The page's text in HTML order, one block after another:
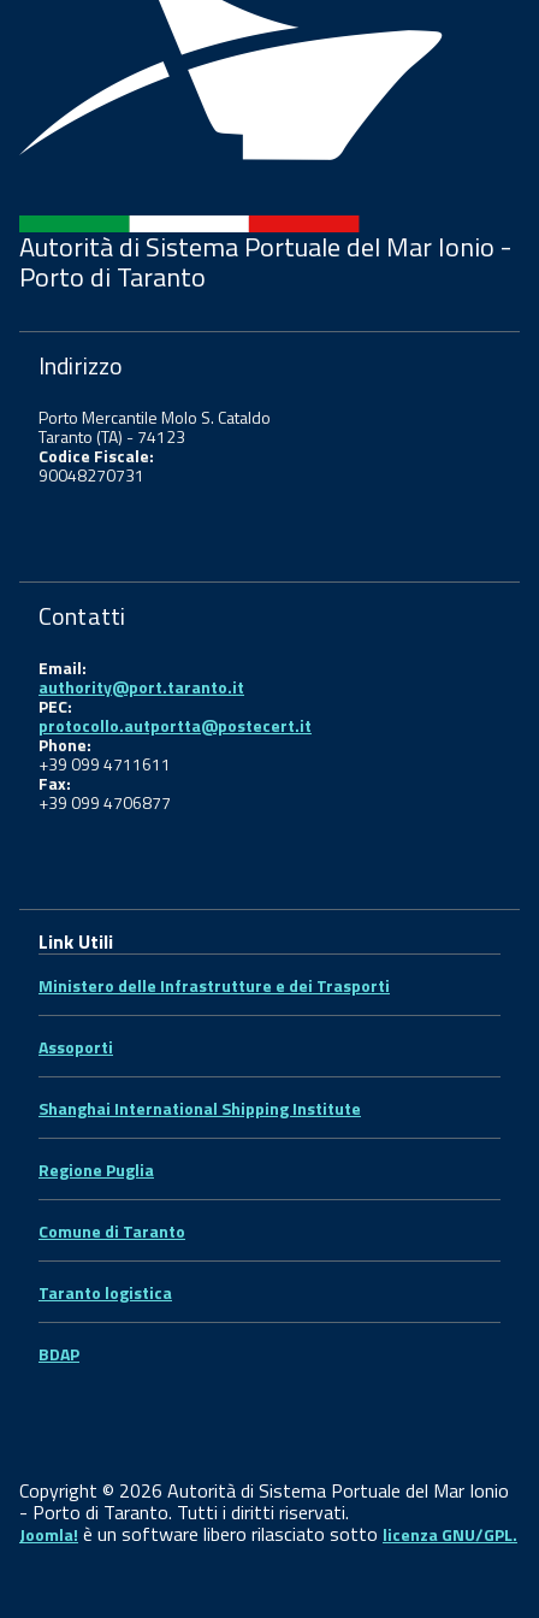
Autorità di Sistema Portuale del Mar Ionio -
Porto di Taranto
Indirizzo
Porto Mercantile Molo S. Cataldo
Taranto (TA) - 74123
Codice Fiscale:
90048270731
Contatti
Email:
authority@port.taranto.it
PEC:
protocollo.autportta@postecert.it
Phone:
+39 099 4711611
Fax:
+39 099 4706877
Link Utili
Ministero delle Infrastrutture e dei Trasporti
Assoporti
Shanghai International Shipping Institute
Regione Puglia
Comune di Taranto
Taranto logistica
BDAP
Copyright © 2026 Autorità di Sistema Portuale del Mar Ionio
- Porto di Taranto. Tutti i diritti riservati.
Joomla! è un software libero rilasciato sotto licenza GNU/GPL.